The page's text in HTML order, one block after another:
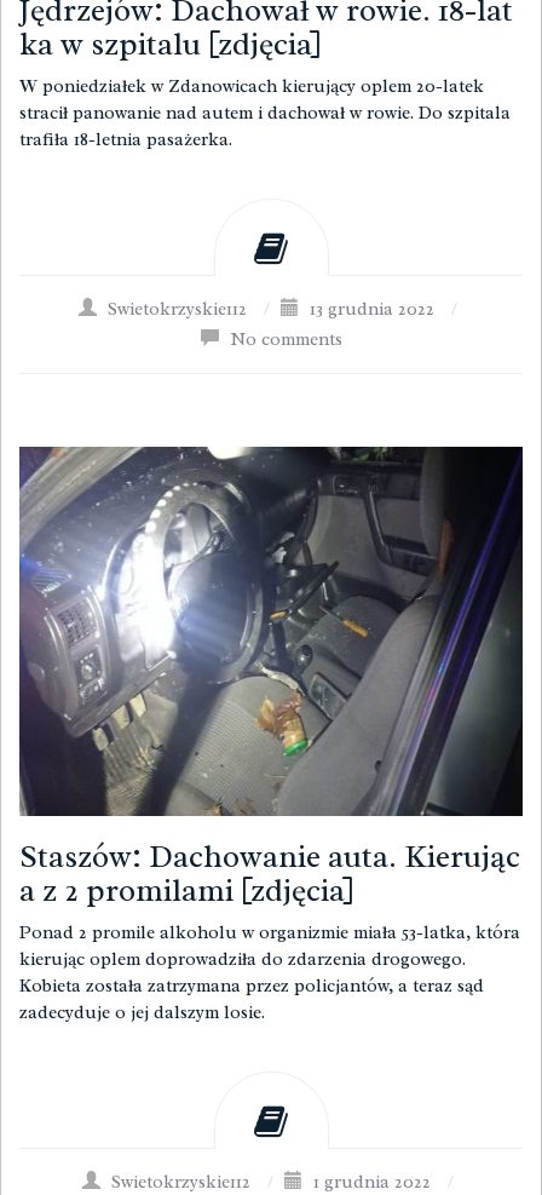
Jędrzejów: Dachował w rowie. 18-lat
ka w szpitalu [zdjęcia]
W poniedziałek w Zdanowicach kierujący oplem 20-latek
stracił panowanie nad autem i dachował w rowie. Do szpitala
trafiła 18-letnia pasażerka.
Swietokrzyskie112 / 13 grudnia 2022
/
No comments
Staszów: Dachowanie auta. Kierując
a z 2 promilami [zdjęcia]
Ponad 2 promile alkoholu w organizmie miała 53-latka, która
kierując oplem doprowadziła do zdarzenia drogowego.
Kobieta została zatrzymana przez policjantów, a teraz sąd
zadecyduje o jej dalszym losie.
Swietokrzyskie112 / 1 grudnia 2022
/